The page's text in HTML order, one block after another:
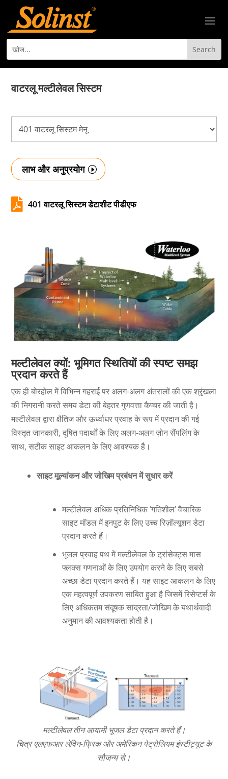
वाटरलू मल्टीलेवल सिस्टम
लाभ और अनुप्रयोग
 401 वाटरलू सिस्टम डेटाशीट पीडीएफ
मल्टीलेवल क्यों: भूमिगत स्थितियों की स्पष्ट समझ
प्रदान करते हैं
एक ही बोरहोल में विभिन्न गहराई पर अलग-अलग अंतरालों की एक श्रृंखला
की निगरानी करते समय डेटा की बेहतर गुणवत्ता कैप्चर की जाती है।
मल्टीलेवल द्वारा क्षैतिज और ऊर्ध्वाधर प्रवाह के रूप में प्रदान की गई
विस्तृत जानकारी, दूषित पदार्थों के लिए अलग-अलग ज़ोन सैंपलिंग के
साथ, सटीक साइट आकलन के लिए आवश्यक है।
साइट मूल्यांकन और जोखिम प्रबंधन में सुधार करें
मल्टीलेवल अधिक प्रतिनिधिक ‘गतिशील’ वैचारिक
साइट मॉडल में इनपुट के लिए उच्च रिज़ॉल्यूशन डेटा
प्रदान करते हैं।
भूजल प्रवाह पथ में मल्टीलेवल के ट्रांसेक्ट्स मास
फ्लक्स गणनाओं के लिए उपयोग करने के लिए सबसे
अच्छा डेटा प्रदान करते हैं। यह साइट आकलन के लिए
एक महत्वपूर्ण उपकरण साबित हुआ है जिसमें रिसेप्टर्स के
लिए अधिकतम संदूषक सांद्रता/जोखिम के यथार्थवादी
अनुमान की आवश्यकता होती है।
मल्टीलेवल तीन आयामी भूजल डेटा प्रदान करते हैं।
चित्र एलएफआर लेविन-फ्रिक और अमेरिकन पेट्रोलियम इंस्टीट्यूट के
सौजन्य से।